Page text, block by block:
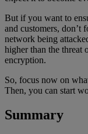
But if you want to
and customers, don’t
network being
higher than the threat
encryption.
So, focus now on
Then, you can start
Summary